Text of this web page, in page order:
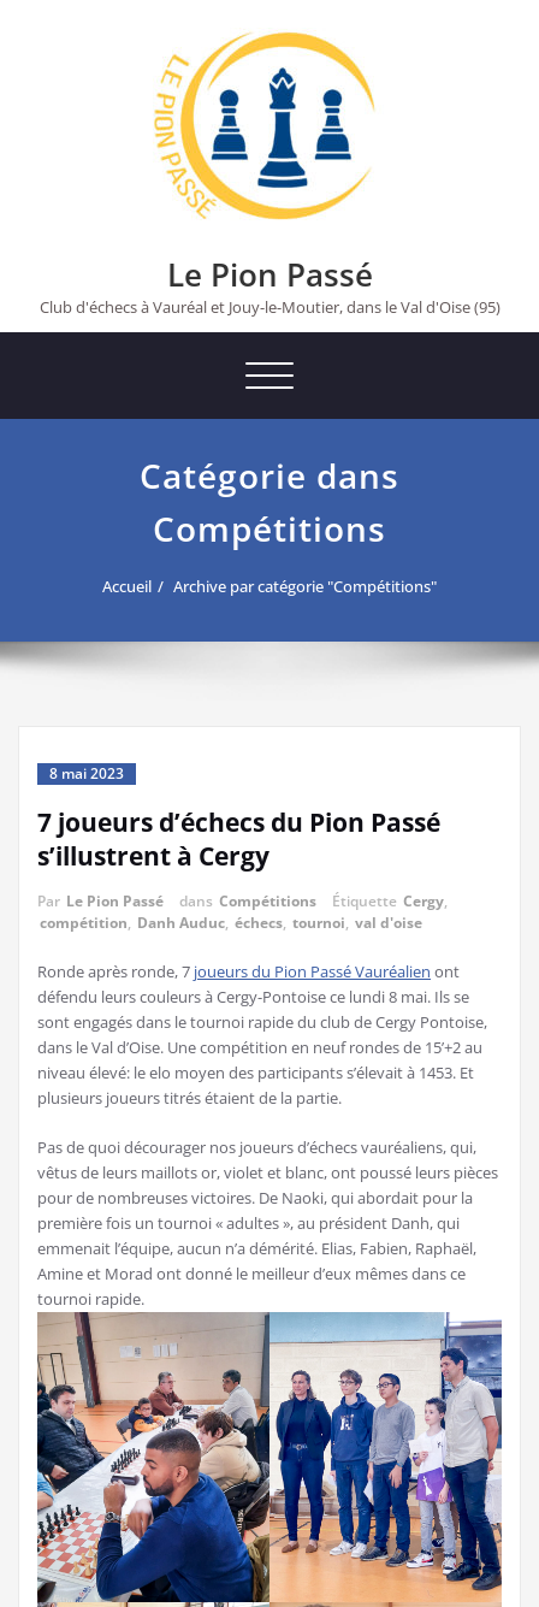
Le Pion Passé
Club d'échecs à Vauréal et Jouy-le-Moutier, dans le Val d'Oise (95)
Toggle
Catégorie dans
Compétitions
Accueil Archive par catégorie "Compétitions"
8 mai 2023
7 joueurs d’échecs du Pion Passé
s’illustrent à Cergy
Par Le Pion Passé dans Compétitions Étiquette Cergy,
compétition, Danh Auduc, échecs, tournoi, val d'oise
Ronde après ronde, 7 joueurs du Pion Passé Vauréalien ont
défendu leurs couleurs à Cergy-Pontoise ce lundi 8 mai. Ils se
sont engagés dans le tournoi rapide du club de Cergy Pontoise,
dans le Val d’Oise. Une compétition en neuf rondes de 15’+2 au
niveau élevé: le elo moyen des participants s’élevait à 1453. Et
plusieurs joueurs titrés étaient de la partie.
Pas de quoi décourager nos joueurs d’échecs vauréaliens, qui,
vêtus de leurs maillots or, violet et blanc, ont poussé leurs pièces
pour de nombreuses victoires. De Naoki, qui abordait pour la
première fois un tournoi « adultes », au président Danh, qui
emmenait l’équipe, aucun n’a démérité. Elias, Fabien, Raphaël,
Amine et Morad ont donné le meilleur d’eux mêmes dans ce
tournoi rapide.